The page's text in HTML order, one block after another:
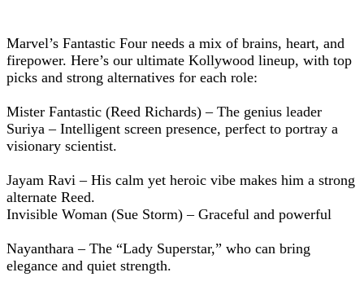
Marvel’s Fantastic Four needs a mix of brains, heart, and
firepower. Here’s our ultimate Kollywood lineup, with top
picks and strong alternatives for each role:
Mister Fantastic (Reed Richards) – The genius leader
Suriya – Intelligent screen presence, perfect to portray a
visionary scientist.
Jayam Ravi – His calm yet heroic vibe makes him a strong
alternate Reed.
Invisible Woman (Sue Storm) – Graceful and powerful
Nayanthara – The “Lady Superstar,” who can bring
elegance and quiet strength.